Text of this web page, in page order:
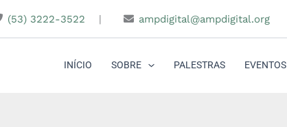
(53) 3222-3522 | ampdigital@ampdigital.org
INÍCIO SOBRE PALESTRAS EVENTOS